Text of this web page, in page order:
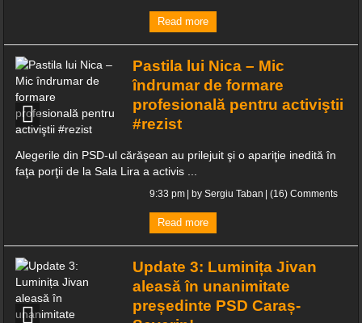
Read more
Pastila lui Nica – Mic
îndrumar de formare
profesională pentru activiştii
#rezist
Alegerile din PSD-ul cărăşean au prilejuit şi o apariţie inedită în
faţa porţii de la Sala Lira a activis ...
9:33 pm | bySergiu Taban (16) Comments
Read more
Update 3: Luminița Jivan
aleasă în unanimitate
președinte PSD Caraș-